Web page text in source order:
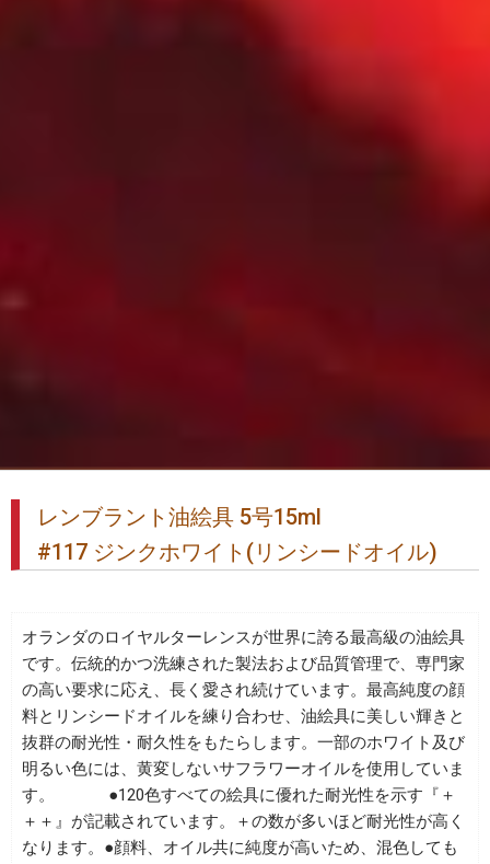
レンブラント油絵具 5号15ml
#117 ジンクホワイト(リンシードオイル)
オランダのロイヤルターレンスが世界に誇る最高級の油絵具
です。伝統的かつ洗練された製法および品質管理で、専門家
の高い要求に応え、長く愛され続けています。最高純度の顔
料とリンシードオイルを練り合わせ、油絵具に美しい輝きと
抜群の耐光性・耐久性をもたらします。一部のホワイト及び
明るい色には、黄変しないサフラワーオイルを使用していま
す。 ●120色すべての絵具に優れた耐光性を示す『＋
＋＋』が記載されています。＋の数が多いほど耐光性が高く
なります。●顔料、オイル共に純度が高いため、混色しても